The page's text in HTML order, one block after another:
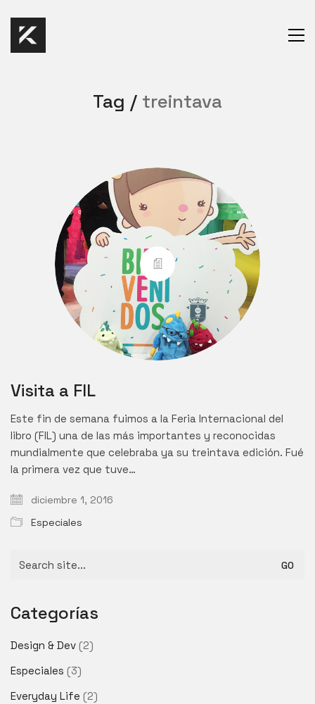
Tag / treintava
Visita a FIL
Este fin de semana fuimos a la Feria Internacional del
libro (FIL) una de las más importantes y reconocidas
mundialmente que celebraba ya su treintava edición. Fué
la primera vez que tuve…
diciembre 1, 2016
Especiales
Categorías
Design & Dev (2)
Especiales (3)
Everyday Life (2)